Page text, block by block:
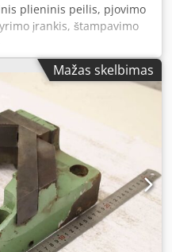
plieninis peilis, pjovimo
įrankis, štampavimo
štampavimo presas,
-Gamintojas: Mubea,
kvadratiniam /
27 x 27 mm / 50 x 50
-Kiekis: yra 2 pjovimo
185/185/H40 mm -
Mažas skelbimas